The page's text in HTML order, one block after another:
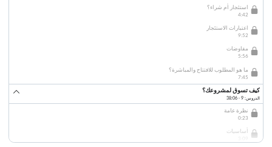
استئجار أم شراء؟
4:42
اعتبارات الاستئجار
9:52
مفاوضات
5:56
ما هو المطلوب للافتتاح والمباشرة؟
7:45
كيف تسوق لمشروعك؟
الدروس: 9 · 38:06
نظرة عامة
0:23
أساسيات